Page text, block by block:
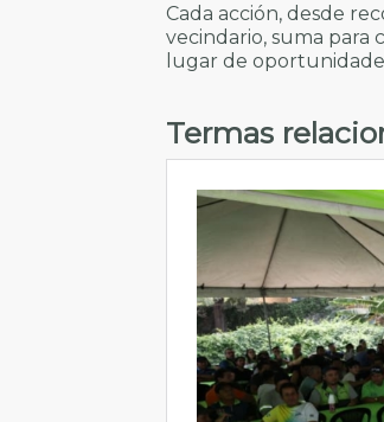
Cada acción, desde
vecindario, suma
lugar de
Termas